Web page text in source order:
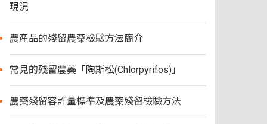
現況
農產品的殘留農藥檢驗方法簡介
常見的殘留農藥「陶斯松(Chlorpyrifos)」
農藥殘留容許量標準及農藥殘留檢驗方法